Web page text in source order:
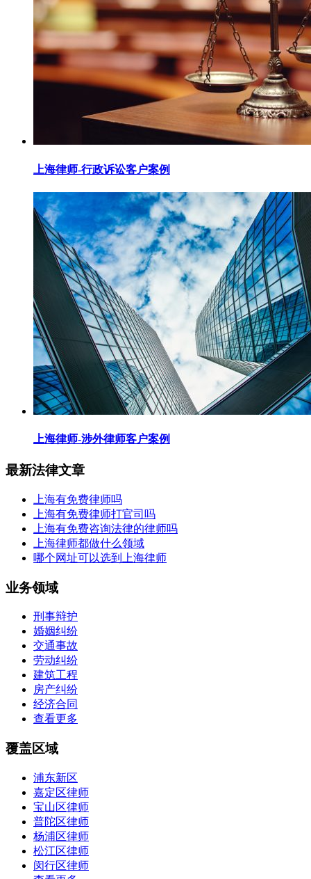
上海律师-行政诉讼客户案例
上海律师-涉外律师客户案例
最新法律文章
上海有免费律师吗
上海有免费律师打官司吗
上海有免费咨询法律的律师吗
上海律师都做什么领域
哪个网址可以选到上海律师
业务领域
刑事辩护
婚姻纠纷
交通事故
劳动纠纷
建筑工程
房产纠纷
经济合同
查看更多
覆盖区域
浦东新区
嘉定区律师
宝山区律师
普陀区律师
杨浦区律师
松江区律师
闵行区律师